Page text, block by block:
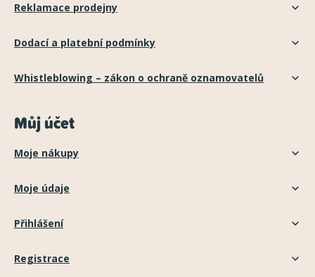
Reklamace prodejny
Dodací a platební podmínky
Whistleblowing – zákon o ochraně oznamovatelů
Můj účet
Moje nákupy
Moje údaje
Přihlášení
Registrace